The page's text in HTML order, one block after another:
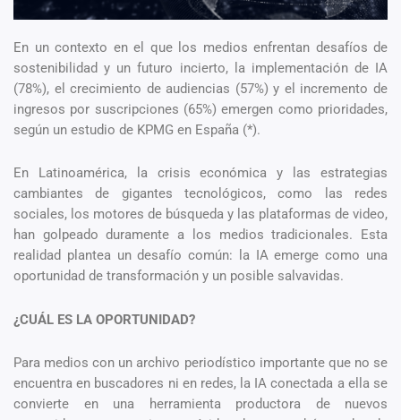
En un contexto en el que los medios enfrentan desafíos de
sostenibilidad y un futuro incierto, la implementación de IA
(78%), el crecimiento de audiencias (57%) y el incremento de
ingresos por suscripciones (65%) emergen como prioridades,
según un estudio de KPMG en España (*).
En Latinoamérica, la crisis económica y las estrategias
cambiantes de gigantes tecnológicos, como las redes
sociales, los motores de búsqueda y las plataformas de video,
han golpeado duramente a los medios tradicionales. Esta
realidad plantea un desafío común: la IA emerge como una
oportunidad de transformación y un posible salvavidas.
¿CUÁL ES LA OPORTUNIDAD?
Para medios con un archivo periodístico importante que no se
encuentra en buscadores ni en redes, la IA conectada a ella se
convierte en una herramienta productora de nuevos